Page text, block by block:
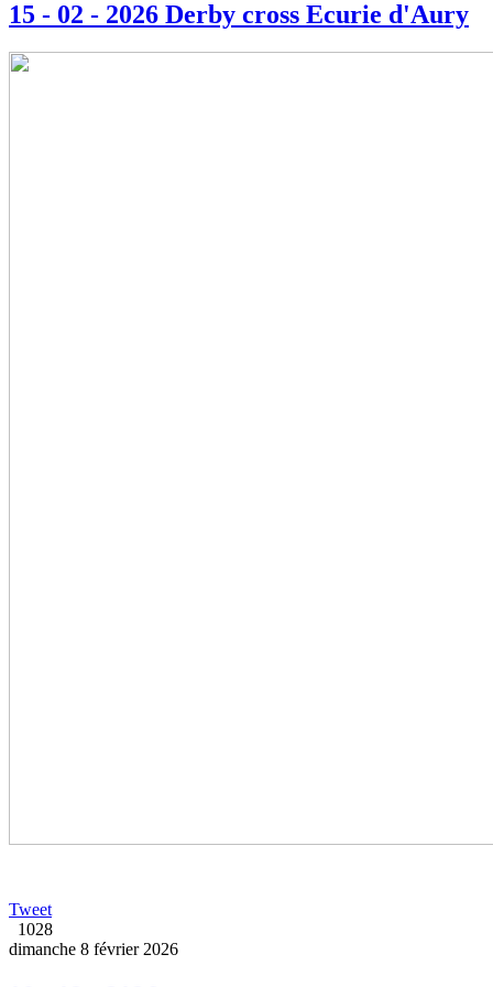
15 - 02 - 2026 Derby cross Ecurie d'Aury
Tweet
1028
dimanche 8 février 2026